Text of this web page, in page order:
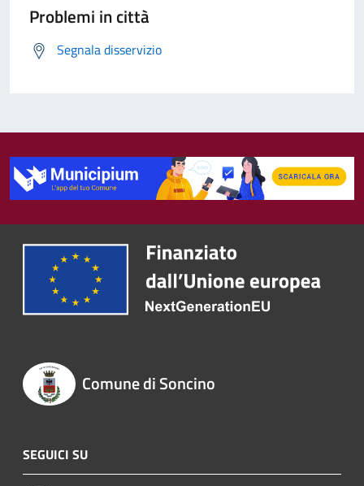
Problemi in città
Segnala disservizio
Comune di Soncino
SEGUICI SU